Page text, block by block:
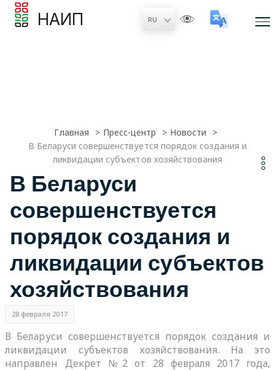
НАИП
Главная Пресс-центр
Новости
В Беларуси совершенствуется порядок создания и
ликвидации субъектов хозяйствования
В Беларуси
совершенствуется
порядок создания и
ликвидации субъектов
хозяйствования
28 февраля 2017
В Беларуси совершенствуется порядок создания и
ликвидации субъектов хозяйствования. На это
направлен Декрет №2 от 28 февраля 2017 года,